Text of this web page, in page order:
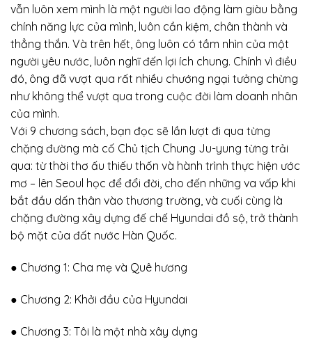
vẫn luôn xem mình là một người lao động làm giàu bằng
chính năng lực của mình, luôn cần kiệm, chân thành và
thẳng thắn. Và trên hết, ông luôn có tầm nhìn của một
người yêu nước, luôn nghĩ đến lợi ích chung. Chính vì điều
đó, ông đã vượt qua rất nhiều chướng ngại tưởng chừng
như không thể vượt qua trong cuộc đời làm doanh nhân
của mình.
Với 9 chương sách, bạn đọc sẽ lần lượt đi qua từng
chặng đường mà cố Chủ tịch Chung Ju-yung từng trải
qua: từ thời thơ ấu thiếu thốn và hành trình thực hiện ước
mơ – lên Seoul học để đổi đời, cho đến những va vấp khi
bắt đầu dấn thân vào thương trường, và cuối cùng là
chặng đường xây dựng đế chế Hyundai đồ sộ, trở thành
bộ mặt của đất nước Hàn Quốc.
● Chương 1: Cha mẹ và Quê hương
● Chương 2: Khởi đầu của Hyundai
● Chương 3: Tôi là một nhà xây dựng